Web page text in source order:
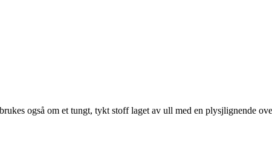
også om et tungt, tykt stoff laget av ull med en plysjlignende